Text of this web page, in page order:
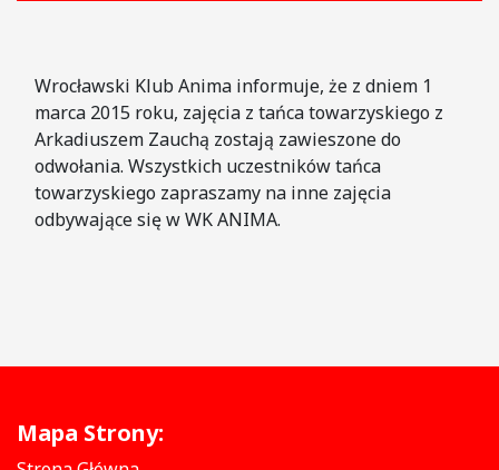
Wrocławski Klub Anima informuje, że z dniem 1
marca 2015 roku, zajęcia z tańca towarzyskiego z
Arkadiuszem Zauchą zostają zawieszone do
odwołania. Wszystkich uczestników tańca
towarzyskiego zapraszamy na inne zajęcia
odbywające się w WK ANIMA.
Mapa Strony: